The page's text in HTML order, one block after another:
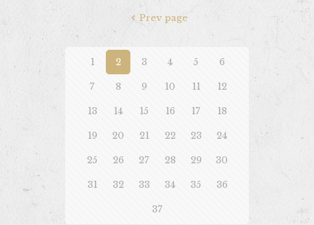
Prev page
1 2 3 4 5 6
7 8 9 10 11 12
13 14 15 16 17 18
19 20 21 22 23 24
25 26 27 28 29 30
31 32 33 34 35 36
37